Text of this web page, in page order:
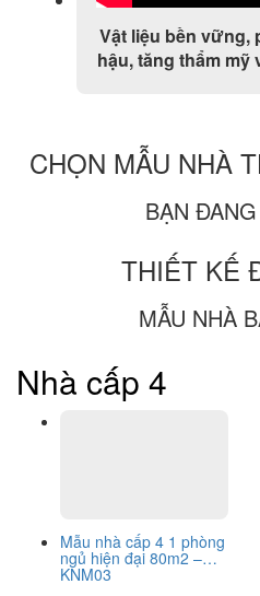
Vật liệu bền vững,
hậu, tăng thẩm
CHỌN MẪU NHÀ
BẠN
THIẾT KẾ
MẪU NHÀ
Nhà cấp 4
Mẫu nhà cấp 4 1 phòng
ngủ hiện đại 80m2 –
KNM03